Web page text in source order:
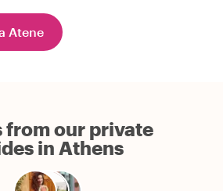
Atene
from our private
in Athens